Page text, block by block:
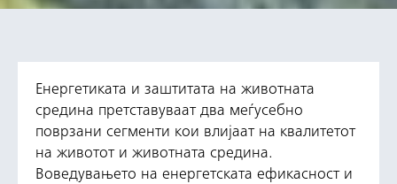
Енергетиката и заштитата на животната
средина претставуваат два меѓусебно
поврзани сегменти кои влијаат на квалитетот
на животот и животната средина.
Воведувањето на енергетската ефикасност и